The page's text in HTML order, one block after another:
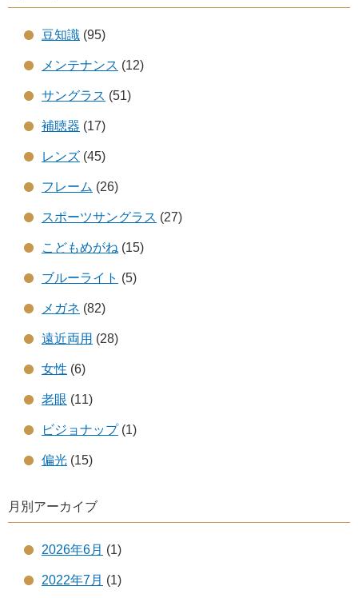
豆知識 (95)
メンテナンス (12)
サングラス (51)
補聴器 (17)
レンズ (45)
フレーム (26)
スポーツサングラス (27)
こどもめがね (15)
ブルーライト (5)
メガネ (82)
遠近両用 (28)
女性 (6)
老眼 (11)
ビジョナップ(1)
偏光 (15)
月別アーカイブ
2026年6月 (1)
2022年7月 (1)